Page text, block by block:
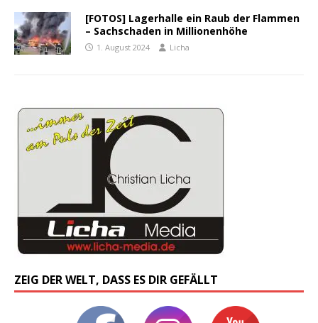
[FOTOS] Lagerhalle ein Raub der Flammen
– Sachschaden in Millionenhöhe
1. August 2024 Licha
ZEIG DER WELT, DASS ES DIR GEFÄLLT